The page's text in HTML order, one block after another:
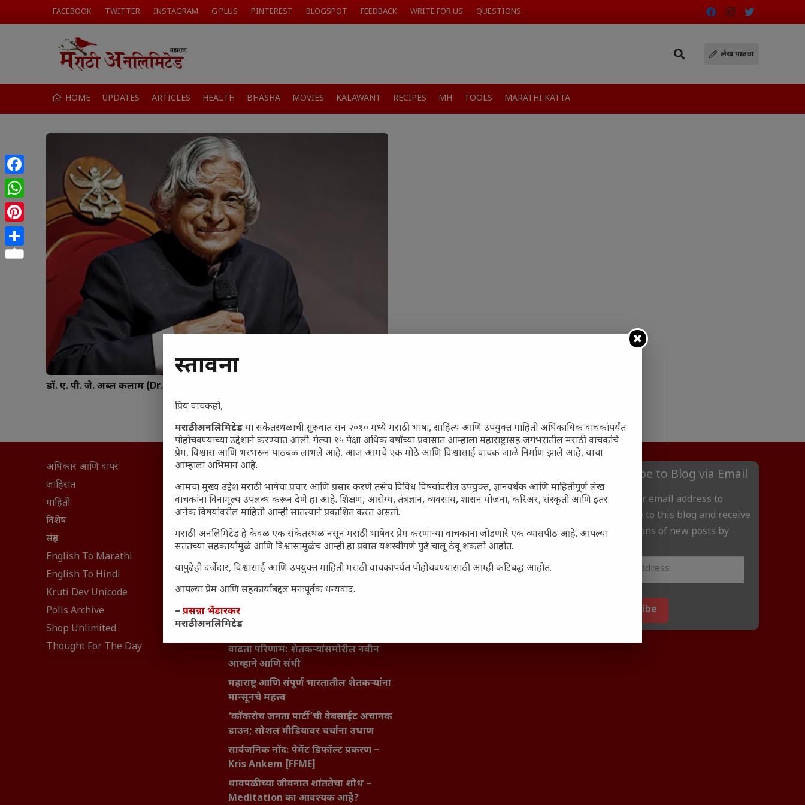
FACEBOOK TWITTER INSTAGRAM G PLUS PINTEREST BLOGSPOT FEEDBACK WRITE FOR US QUESTIONS
लेख पाठवा
HOME UPDATES ARTICLES HEALTH BHASHA MOVIES KALAWANT RECIPES MH TOOLS MARATHI KATTA
डॉ. ए. पी. जे. अब्दुल कलाम (Dr. A P J Abdul Kalam)
अधिकार आणि वापर
जाहिरात
माहिती
विशेष
संग्रह
English To Marathi
English To Hindi
Kruti Dev Unicode
Polls Archive
Shop Unlimited
Thought For The Day
सामान्य आजारांवर गावठी उपाय – घरच्या
घरी मिळवा प्राथमिक आराम
आजच्या युगातील तरुण पिढी कुठे हरवली?
वैभवशाली इतिहासाचे साक्षीदार
₹370 ची बिर्याणी” आणि हरवत चाललेली
संवेदनशीलता : आजच्या तरुणांच्या मनात
नेमकं काय चाललंय?
बदलण्याची शक्ती
वाढता परिणाम: शेतकऱ्यांसमोरील नवीन
आव्हाने आणि संधी
महाराष्ट्र आणि संपूर्ण भारतातील शेतकऱ्यांना
मान्सूनचे महत्त्व
‘कॉकरोच जनता पार्टी’ची वेबसाईट अचानक
डाउन; सोशल मीडियावर चर्चांना उधाण
सार्वजनिक नोंद: पेमेंट डिफॉल्ट प्रकरण –
Kris Ankem [FFME]
धावपळीच्या जीवनात शांततेचा शोध –
Meditation का आवश्यक आहे?
Subscribe to Blog via Email
Enter your email address to
subscribe to this blog and receive
notifications of new posts by
Subscribe
Facebook
WhatsApp
Pinterest
Share
प्रस्तावना
प्रिय वाचकहो,
मराठी अनलिमिटेडया संकेतस्थळाची सुरुवात सन २०१० मध्ये मराठी भाषा, साहित्य आणि उपयुक्त माहिती अधिकाधिक वाचकांपर्यंत
पोहोचवण्याच्या उद्देशाने करण्यात आली. गेल्या १५ पेक्षा अधिक वर्षांच्या प्रवासात आम्हाला महाराष्ट्रासह जगभरातील मराठी वाचकांचे
प्रेम, विश्वास आणि भरभरून पाठबळ लाभले आहे. आज आमचे एक मोठे आणि विश्वासार्ह वाचक जाळे निर्माण झाले आहे, याचा
आम्हाला अभिमान आहे.
आमचा मुख्य उद्देश मराठी भाषेचा प्रचार आणि प्रसार करणे तसेच विविध विषयांवरील उपयुक्त, ज्ञानवर्धक आणि माहितीपूर्ण लेख
वाचकांना विनामूल्य उपलब्ध करून देणे हा आहे. शिक्षण, आरोग्य, तंत्रज्ञान, व्यवसाय, शासन योजना, करिअर, संस्कृती आणि इतर
अनेक विषयांवरील माहिती आम्ही सातत्याने प्रकाशित करत असतो.
मराठी अनलिमिटेड हे केवळ एक संकेतस्थळ नसून मराठी भाषेवर प्रेम करणाऱ्या वाचकांना जोडणारे एक व्यासपीठ आहे. आपल्या
सततच्या सहकार्यामुळे आणि विश्वासामुळेच आम्ही हा प्रवास यशस्वीपणे पुढे चालू ठेवू शकलो आहोत.
यापुढेही दर्जेदार, विश्वासार्ह आणि उपयुक्त माहिती मराठी वाचकांपर्यंत पोहोचवण्यासाठी आम्ही कटिबद्ध आहोत.
आपल्या प्रेम आणि सहकार्याबद्दल मनःपूर्वक धन्यवाद.
– प्रसन्ना भेंडारकर
मराठी अनलिमिटेड